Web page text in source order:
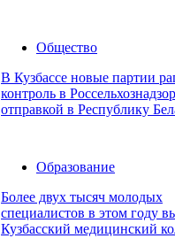
Общество
В Кузбассе новые партии
контроль в
отправкой в Республику
Образование
Более двух тысяч молодых
специалистов в этом году
Кузбасский медицинский